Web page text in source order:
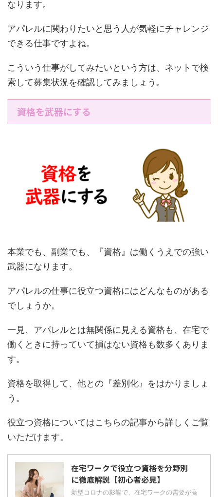
なります。
アパレルに関わりたいと思う人が気軽にチャレンジ
できる仕事ですよね。
こういう仕事がしてみたいという方は、ネットで検
索して募集状況を確認してみましょう。
資格を武器にする
本業でも、副業でも、『資格』は働くうえでの強い
武器になります。
アパレルの仕事に役立つ資格にはどんなものがある
でしょうか。
一見、アパレルとは無関係に見える資格も、在宅で
働くときに持っていて損はない資格も数多くありま
す。
資格を取得して、他との『差別化』をはかりましょ
う。
役立つ資格についてはこちらの記事から詳しくご覧
いただけます。
在宅ワークで役立つ資格を分野別
に徹底解説【初心者必見】
新型コロナの影響で、在宅ワークの需要が高